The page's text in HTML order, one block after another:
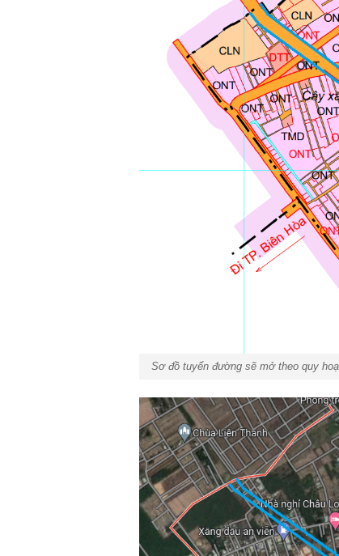
Sơ đồ tuyến đường sẽ mở theo quy